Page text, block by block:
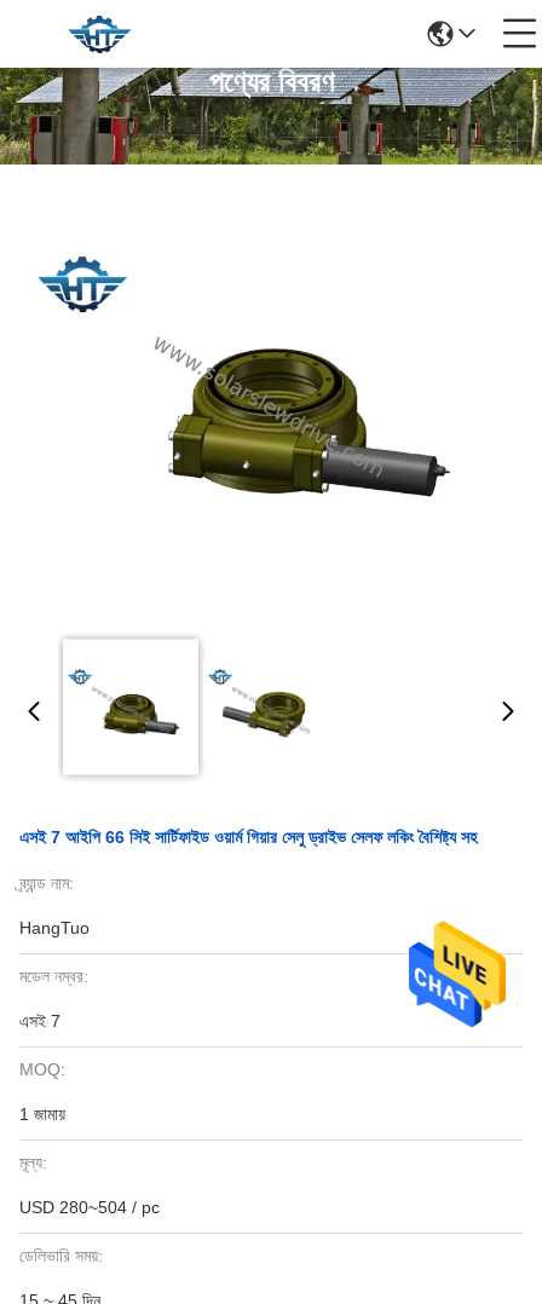
পণ্যের বিবরণ
এসই 7 আইপি 66 সিই সার্টিফাইড ওয়ার্ম গিয়ার সেলু ড্রাইভ সেলফ লকিং বৈশিষ্ট্য সহ
ব্র্যান্ড নাম:
HangTuo
মডেল নম্বর:
এসই 7
MOQ:
1 জামায়
মূল্য:
USD 280~504 / pc
ডেলিভারি সময়: